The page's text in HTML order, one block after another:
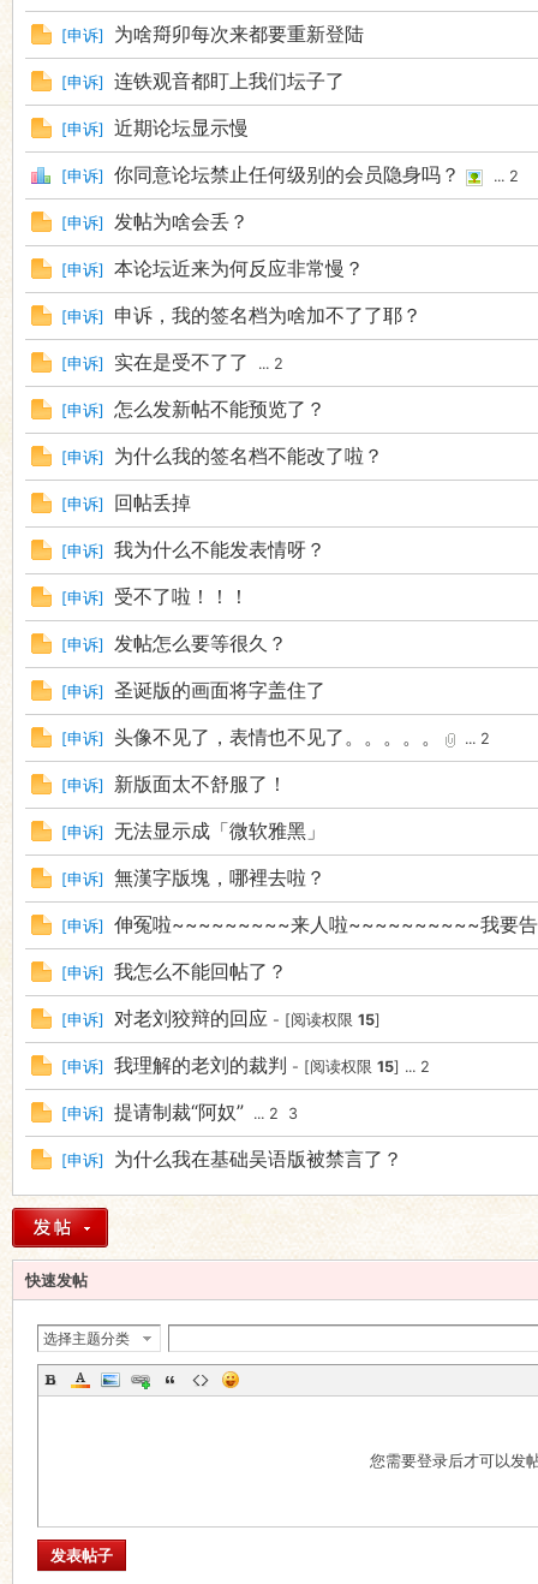
[申诉] 为啥搿卯每次来都要重新登陆
[申诉] 连铁观音都盯上我们坛子了
[申诉] 近期论坛显示慢
[申诉] 你同意论坛禁止任何级别的会员隐身吗？ ... 2
[申诉] 发帖为啥会丢？
[申诉] 本论坛近来为何反应非常慢？
[申诉] 申诉，我的签名档为啥加不了了耶？
[申诉] 实在是受不了了 ... 2
[申诉] 怎么发新帖不能预览了？
[申诉] 为什么我的签名档不能改了啦？
[申诉] 回帖丢掉
[申诉] 我为什么不能发表情呀？
[申诉] 受不了啦！！！
[申诉] 发帖怎么要等很久？
[申诉] 圣诞版的画面将字盖住了
[申诉] 头像不见了，表情也不见了。。。。。 ... 2
[申诉] 新版面太不舒服了！
[申诉] 无法显示成「微软雅黑」
[申诉] 無漢字版塊，哪裡去啦？
[申诉] 伸冤啦~~~~~~~~~来人啦~~~~~~~~~~我要告
[申诉] 我怎么不能回帖了？
[申诉] 对老刘狡辩的回应 - [阅读权限 15]
[申诉] 我理解的老刘的裁判 - [阅读权限 15] ... 2
[申诉] 提请制裁“阿奴” ... 2 3
[申诉] 为什么我在基础吴语版被禁言了？
快速发帖
选择主题分类
您需要登录后才可以发
发表帖子